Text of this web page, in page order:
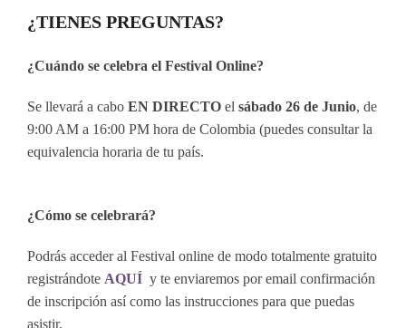
¿TIENES PREGUNTAS?
¿Cuándo se celebra el Festival Online?
Se llevará a cabo EN DIRECTO el sábado 26 de Junio, de
9:00 AM a 16:00 PM hora de Colombia (puedes consultar la
equivalencia horaria de tu país.
¿Cómo se celebrará?
Podrás acceder al Festival online de modo totalmente gratuito
registrándote AQUÍ y te enviaremos por email confirmación
de inscripción así como las instrucciones para que puedas
asistir.